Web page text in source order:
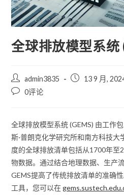
全球排放模型系统
admin3835 13 9 月,
0评论
全球排放模型系统 (GEMS) 由工作
斯·普朗克化学研究所和南方科技大
度的全球排放清单包括从1700年至
物数据。通过结合地理数据、生产
GEMS提高了传统排放清单的准确
工具，您可以在